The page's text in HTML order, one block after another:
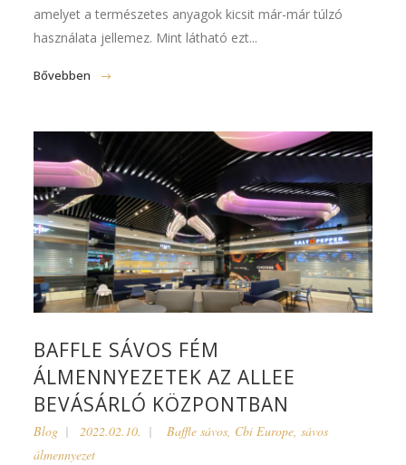
amelyet a természetes anyagok kicsit már-már túlzó
használata jellemez. Mint látható ezt...
Bővebben
BAFFLE SÁVOS FÉM
ÁLMENNYEZETEK AZ ALLEE
BEVÁSÁRLÓ KÖZPONTBAN
Blog 2022.02.10. Baffle sávos, Cbi Europe,sávos
álmennyezet